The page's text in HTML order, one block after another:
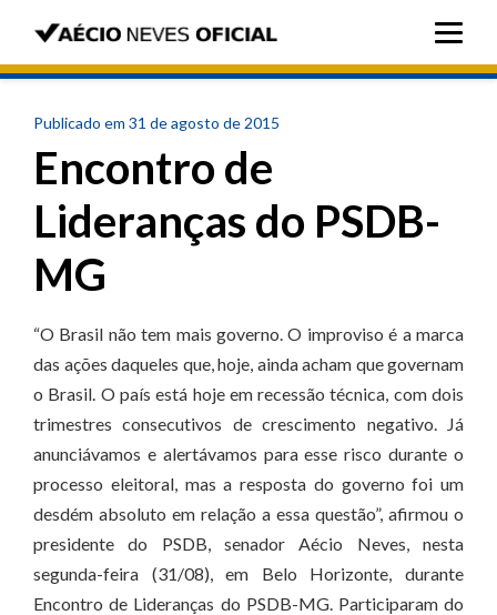
Publicado em 31 de agosto de 2015
Encontro de
Lideranças do PSDB-
MG
“O Brasil não tem mais governo. O improviso é a marca
das ações daqueles que, hoje, ainda acham que governam
o Brasil. O país está hoje em recessão técnica, com dois
trimestres consecutivos de crescimento negativo. Já
anunciávamos e alertávamos para esse risco durante o
processo eleitoral, mas a resposta do governo foi um
desdém absoluto em relação a essa questão”, afirmou o
presidente do PSDB, senador Aécio Neves, nesta
segunda-feira (31/08), em Belo Horizonte, durante
Encontro de Lideranças do PSDB-MG. Participaram do